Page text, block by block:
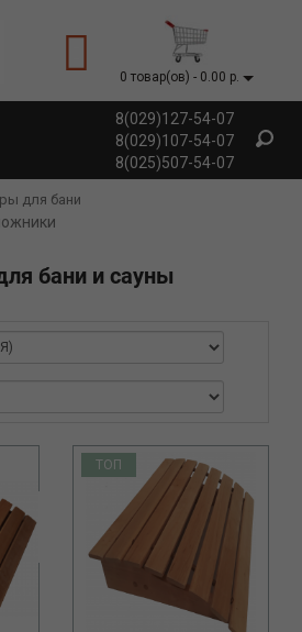
0 товар(ов) - 0.00 р.
8(029)127-54-07
8(029)107-54-07
8(025)507-54-07
для бани
бани и сауны
ТОП